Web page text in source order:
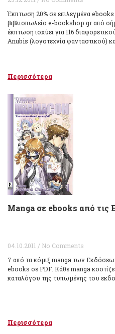
Έκπτωση 20% σε επιλεγμένα
βιβλιοπωλείο e-bookshop.gr από
έκπτωση ισχύει για 116
Anubis (λογοτεχνία φανταστικού) και
Περισσότερα
Manga σε ebooks από τις
04.10.2011 / No Comments
7 από τα κόμιξ manga των
ebooks σε PDF. Κάθε manga
καταλόγου της τυπωμένης του
Περισσότερα